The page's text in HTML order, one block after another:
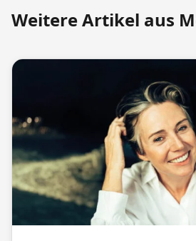
Weitere Artikel aus